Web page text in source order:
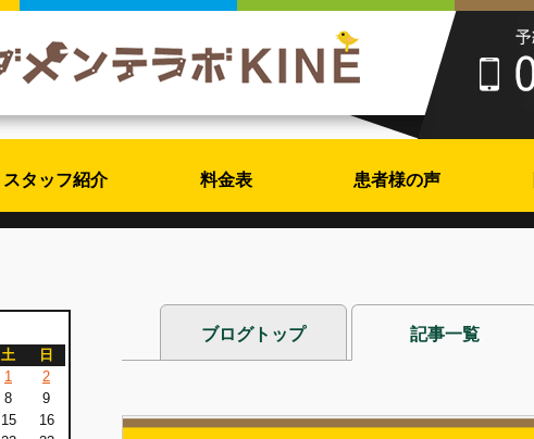
スタッフ紹介 料金表 患者様の声
ブログトップ 記事一覧
土
日
1
2
8
9
15
16